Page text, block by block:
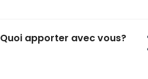
Quoi apporter avec vous?